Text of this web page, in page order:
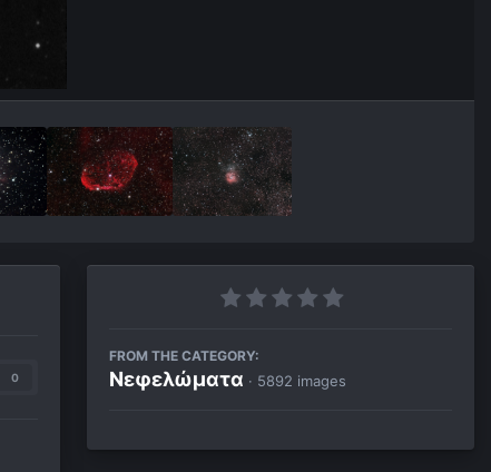
0
FROM THE CATEGORY:
Νεφελώματα · 5892 images